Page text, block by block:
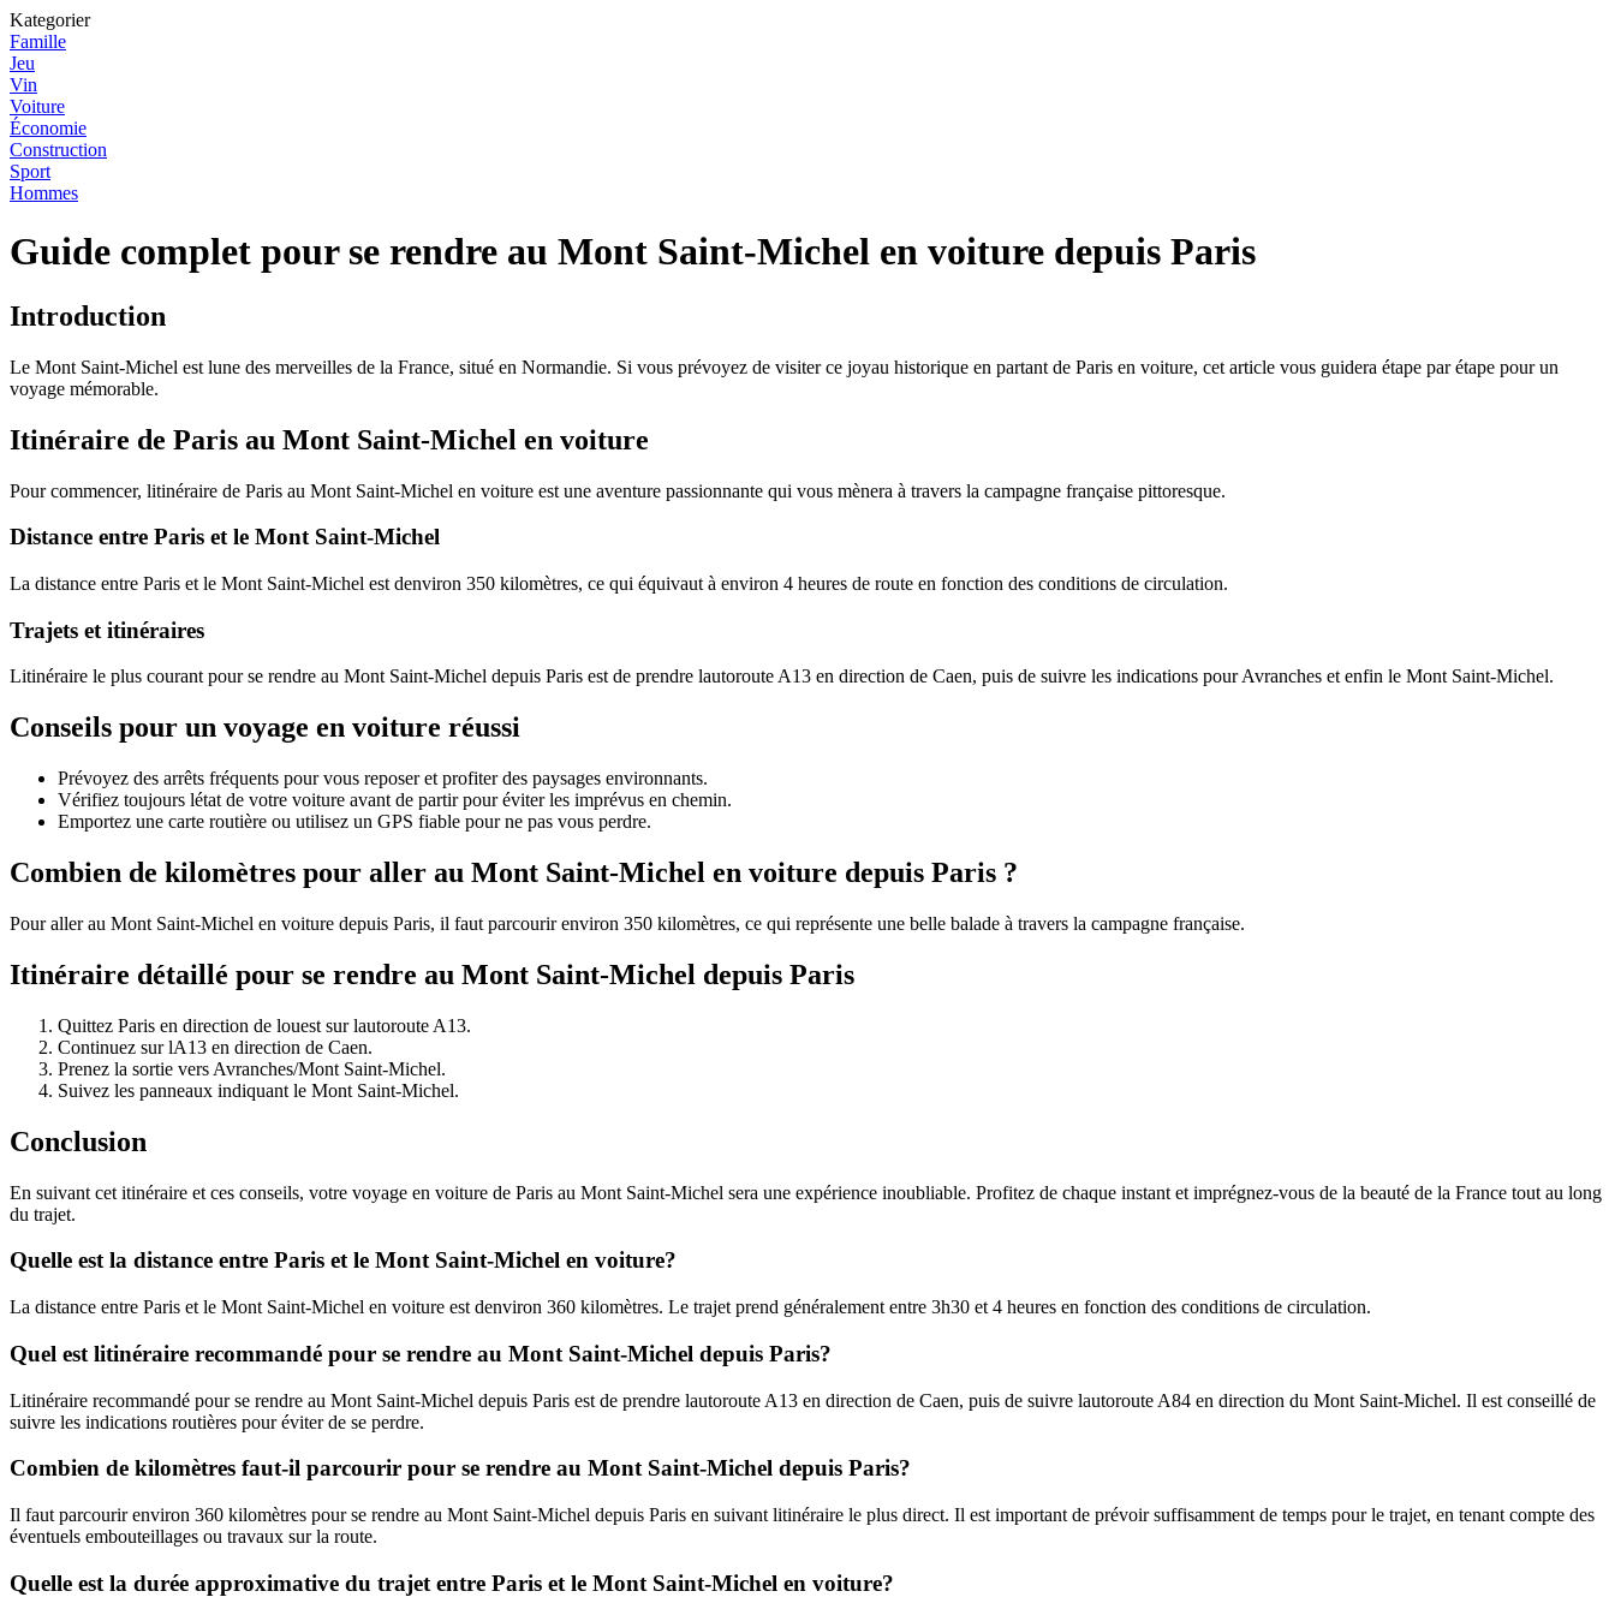
Kategorier
Famille
Jeu
Vin
Voiture
Économie
Construction
Sport
Hommes
Guide complet pour se rendre au Mont Saint-Michel en voiture depuis Paris
Introduction
Le Mont Saint-Michel est lune des merveilles de la France, situé en Normandie. Si vous prévoyez de visiter ce joyau historique en partant de Paris en voiture, cet article vous guidera étape par étape pour un
voyage mémorable.
Itinéraire de Paris au Mont Saint-Michel en voiture
Pour commencer, litinéraire de Paris au Mont Saint-Michel en voiture est une aventure passionnante qui vous mènera à travers la campagne française pittoresque.
Distance entre Paris et le Mont Saint-Michel
La distance entre Paris et le Mont Saint-Michel est denviron 350 kilomètres, ce qui équivaut à environ 4 heures de route en fonction des conditions de circulation.
Trajets et itinéraires
Litinéraire le plus courant pour se rendre au Mont Saint-Michel depuis Paris est de prendre lautoroute A13 en direction de Caen, puis de suivre les indications pour Avranches et enfin le Mont Saint-Michel.
Conseils pour un voyage en voiture réussi
Prévoyez des arrêts fréquents pour vous reposer et profiter des paysages environnants.
Vérifiez toujours létat de votre voiture avant de partir pour éviter les imprévus en chemin.
Emportez une carte routière ou utilisez un GPS fiable pour ne pas vous perdre.
Combien de kilomètres pour aller au Mont Saint-Michel en voiture depuis Paris ?
Pour aller au Mont Saint-Michel en voiture depuis Paris, il faut parcourir environ 350 kilomètres, ce qui représente une belle balade à travers la campagne française.
Itinéraire détaillé pour se rendre au Mont Saint-Michel depuis Paris
Quittez Paris en direction de louest sur lautoroute A13.
Continuez sur lA13 en direction de Caen.
Prenez la sortie vers Avranches/Mont Saint-Michel.
Suivez les panneaux indiquant le Mont Saint-Michel.
Conclusion
En suivant cet itinéraire et ces conseils, votre voyage en voiture de Paris au Mont Saint-Michel sera une expérience inoubliable. Profitez de chaque instant et imprégnez-vous de la beauté de la France tout au long
du trajet.
Quelle est la distance entre Paris et le Mont Saint-Michel en voiture?
La distance entre Paris et le Mont Saint-Michel en voiture est denviron 360 kilomètres. Le trajet prend généralement entre 3h30 et 4 heures en fonction des conditions de circulation.
Quel est litinéraire recommandé pour se rendre au Mont Saint-Michel depuis Paris?
Litinéraire recommandé pour se rendre au Mont Saint-Michel depuis Paris est de prendre lautoroute A13 en direction de Caen, puis de suivre lautoroute A84 en direction du Mont Saint-Michel. Il est conseillé de
suivre les indications routières pour éviter de se perdre.
Combien de kilomètres faut-il parcourir pour se rendre au Mont Saint-Michel depuis Paris?
Il faut parcourir environ 360 kilomètres pour se rendre au Mont Saint-Michel depuis Paris en suivant litinéraire le plus direct. Il est important de prévoir suffisamment de temps pour le trajet, en tenant compte des
éventuels embouteillages ou travaux sur la route.
Quelle est la durée approximative du trajet entre Paris et le Mont Saint-Michel en voiture?